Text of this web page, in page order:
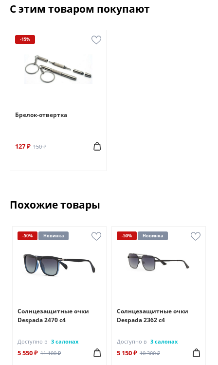
С этим товаром покупают
-15%
Брелок-отвертка
127 ₽ 150 ₽
Похожие товары
-50% Новинка
Солнцезащитные очки
Despada 2470 с4
Доступно в 3 салонах
5 550 ₽ 11 100 ₽
-50% Новинка
Солнцезащитные очки
Despada 2362 с4
Доступно в 3 салонах
5 150 ₽ 10 300 ₽